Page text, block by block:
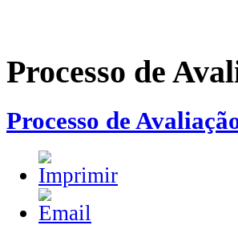
Processo de
Processo de